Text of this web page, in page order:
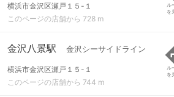
横浜市金沢区瀬戸１５-１
このページの店舗から 728 m
ル
を
金沢八景駅 金沢シーサイドライン
横浜市金沢区瀬戸１５-１
このページの店舗から 744 m
ル
を